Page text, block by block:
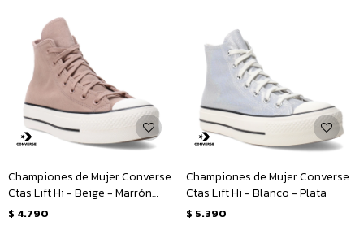
Championes de Mujer Converse
Ctas Lift Hi - Beige - Marrón
Tierra
$ 4.790
Championes de Mujer Converse
Ctas Lift Hi - Blanco - Plata
$ 5.390